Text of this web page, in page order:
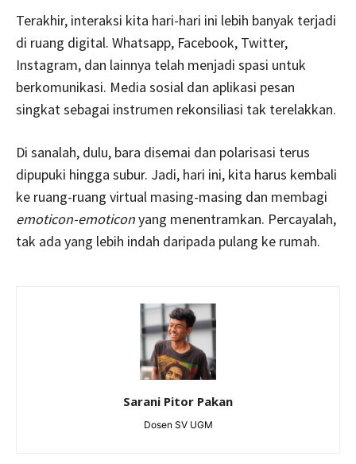
Terakhir, interaksi kita hari-hari ini lebih banyak terjadi
di ruang digital. Whatsapp, Facebook, Twitter,
Instagram, dan lainnya telah menjadi spasi untuk
berkomunikasi. Media sosial dan aplikasi pesan
singkat sebagai instrumen rekonsiliasi tak terelakkan.
Di sanalah, dulu, bara disemai dan polarisasi terus
dipupuki hingga subur. Jadi, hari ini, kita harus kembali
ke ruang-ruang virtual masing-masing dan membagi
emoticon-emoticonyang menentramkan. Percayalah,
tak ada yang lebih indah daripada pulang ke rumah.
Sarani Pitor Pakan
Dosen SV UGM